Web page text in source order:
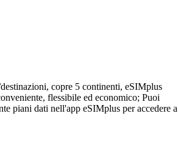
copre 5 continenti, eSIMplus
flessibile ed economico; Puoi
piani dati nell'app eSIMplus per accedere a